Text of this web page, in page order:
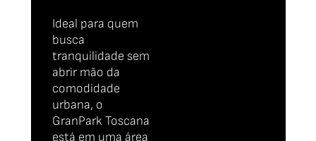
Ideal para quem
busca
tranquilidade sem
abrir mão da
comodidade
urbana, o
GranPark Toscana
está em uma área